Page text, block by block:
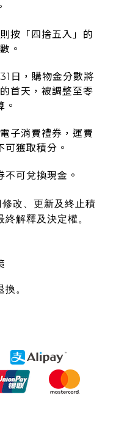
按「四捨五入」的
。
日，購物金分數將
首天，被調整至零
。
子消費禮券，運費
獲取積分。
可兌換現金。
改、更新及終止積
解釋及決定權。
。